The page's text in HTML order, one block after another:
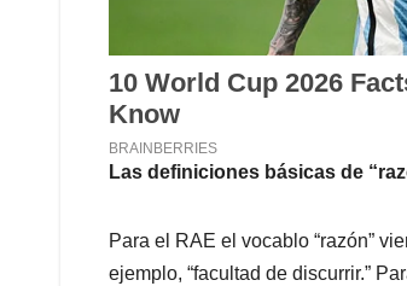
Las definiciones básicas de
Para el RAE el vocablo “razón”
ejemplo, “facultad de discurrir.”